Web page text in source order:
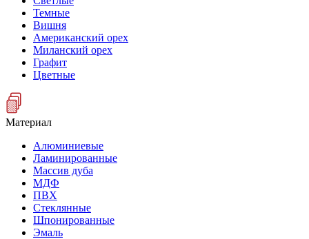
Темные
Вишня
Американский орех
Миланский орех
Графит
Цветные
Материал
Алюминиевые
Ламинированные
Массив дуба
МДФ
ПВХ
Стеклянные
Шпонированные
Эмаль